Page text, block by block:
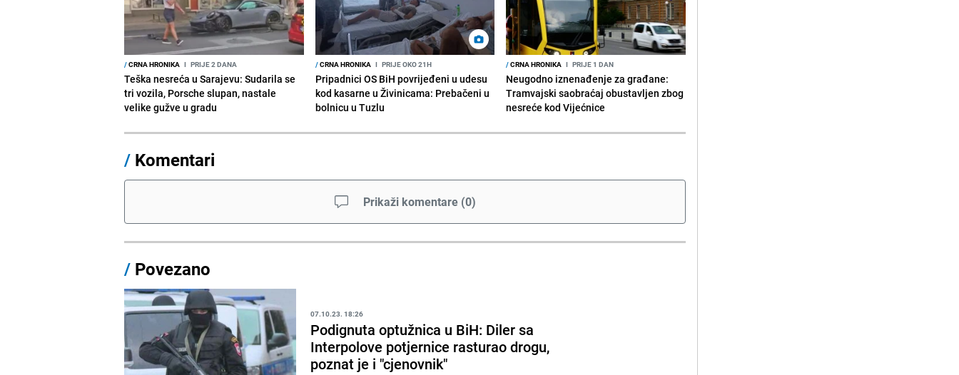
/CRNA HRONIKA I PRIJE 2 DANA
Teška nesreća u Sarajevu: Sudarila se
tri vozila, Porsche slupan, nastale
velike gužve u gradu
/CRNA HRONIKA I PRIJE OKO 21H
Pripadnici OS BiH povrijeđeni u udesu
kod kasarne u Živinicama: Prebačeni u
bolnicu u Tuzlu
/CRNA HRONIKA I PRIJE 1 DAN
Neugodno iznenađenje za građane:
Tramvajski saobraćaj obustavljen zbog
nesreće kod Vijećnice
/ Komentari
Prikaži komentare (0)
/ Povezano
07.10.23. 18:26
Podignuta optužnica u BiH: Diler sa
Interpolove potjernice rasturao drogu,
poznat je i "cjenovnik"